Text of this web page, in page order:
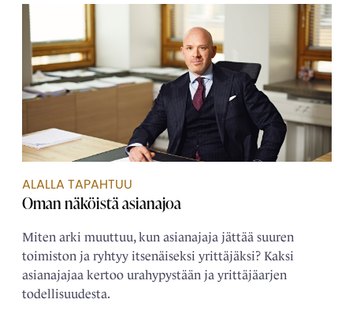
ALALLA TAPAHTUU
Oman näköistä ­asianajoa
Miten arki muuttuu, kun asianajaja jättää suuren
toimiston ja ryhtyy itsenäiseksi yrittäjäksi? Kaksi
asianajajaa kertoo urahypystään ja yrittäjäarjen
todellisuudesta.